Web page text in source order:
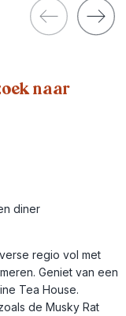
naar
diner
regio vol met
Geniet van een
Tea House.
de Musky Rat